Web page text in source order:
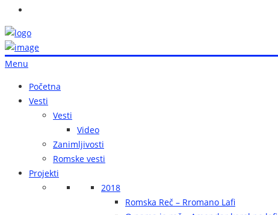
Menu
Početna
Vesti
Vesti
Video
Zanimljivosti
Romske vesti
Projekti
2018
Romska Reč – Rromano Lafi